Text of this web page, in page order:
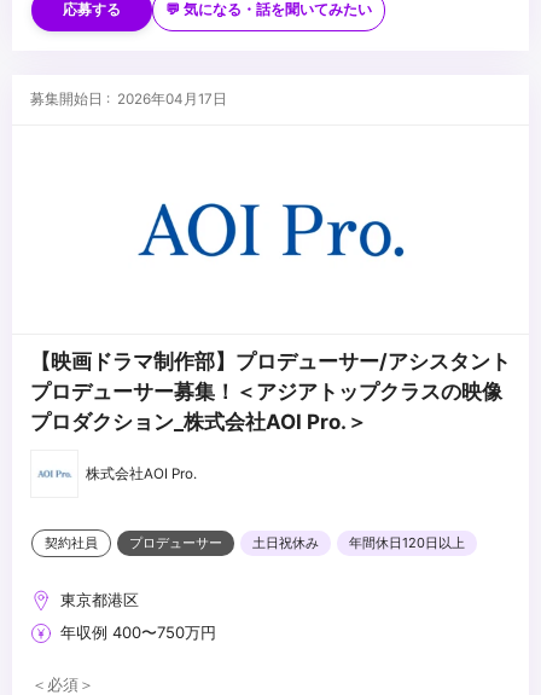
・クリエイターとして、CG映像制作に関するご経験をお持ちの方
＜応募書類＞
ロデュース若しくは携わった案件のデモリールをお持ちの方はご提
応募する 💬 気になる・話を聞いてみたい
募集開始日 : 2026年04月17日
【映画ドラマ制作部】プロデューサー/アシスタント
プロデューサー募集！＜アジアトップクラスの映像
プロダクション_株式会社AOI Pro.＞
株式会社AOI Pro.
契約社員 プロデューサー 土日祝休み 年間休日120日以上
東京都港区
年収例 400〜750万円
＜必須＞